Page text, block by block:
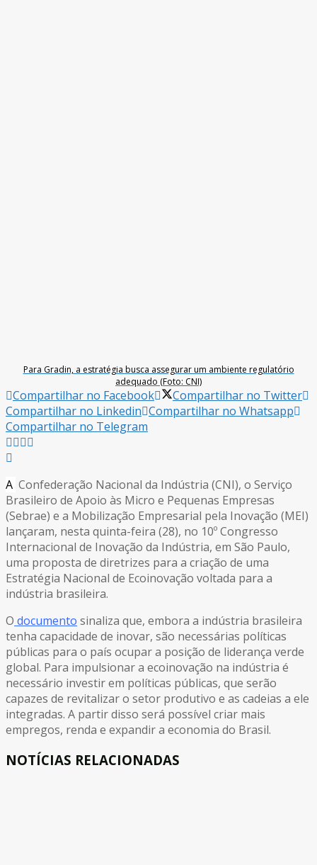
Para Gradin, a estratégia busca assegurar um ambiente regulatório
adequado (Foto: CNI)
Compartilhar no Facebook
Compartilhar no Twitter
Compartilhar no Linkedin Compartilhar no Whatsapp
Compartilhar no Telegram
A Confederação Nacional da Indústria (CNI), o Serviço
Brasileiro de Apoio às Micro e Pequenas Empresas
(Sebrae) e a Mobilização Empresarial pela Inovação (MEI)
lançaram, nesta quinta-feira (28), no 10º Congresso
Internacional de Inovação da Indústria, em São Paulo,
uma proposta de diretrizes para a criação de uma
Estratégia Nacional de Ecoinovação voltada para a
indústria brasileira.
O documento sinaliza que, embora a indústria brasileira
tenha capacidade de inovar, são necessárias políticas
públicas para o país ocupar a posição de liderança verde
global. Para impulsionar a ecoinovação na indústria é
necessário investir em políticas públicas, que serão
capazes de revitalizar o setor produtivo e as cadeias a ele
integradas. A partir disso será possível criar mais
empregos, renda e expandir a economia do Brasil.
NOTÍCIAS RELACIONADAS